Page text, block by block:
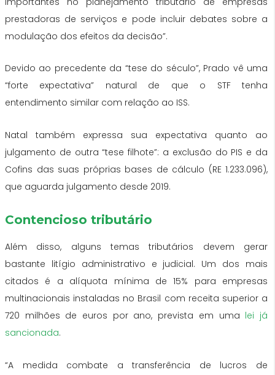
prestadoras de serviços e pode incluir debates sobre a
modulação dos efeitos da decisão”.
Devido ao precedente da “tese do século”, Prado vê uma
“forte expectativa” natural de que o STF tenha
entendimento similar com relação ao ISS.
Natal também expressa sua expectativa quanto ao
julgamento de outra “tese filhote”: a exclusão do PIS e da
Cofins das suas próprias bases de cálculo (RE 1.233.096),
que aguarda julgamento desde 2019.
Contencioso tributário
Além disso, alguns temas tributários devem gerar
bastante litígio administrativo e judicial. Um dos mais
citados é a alíquota mínima de 15% para empresas
multinacionais instaladas no Brasil com receita superior a
720 milhões de euros por ano, prevista em uma lei já
sancionada.
“A medida combate a transferência de lucros de